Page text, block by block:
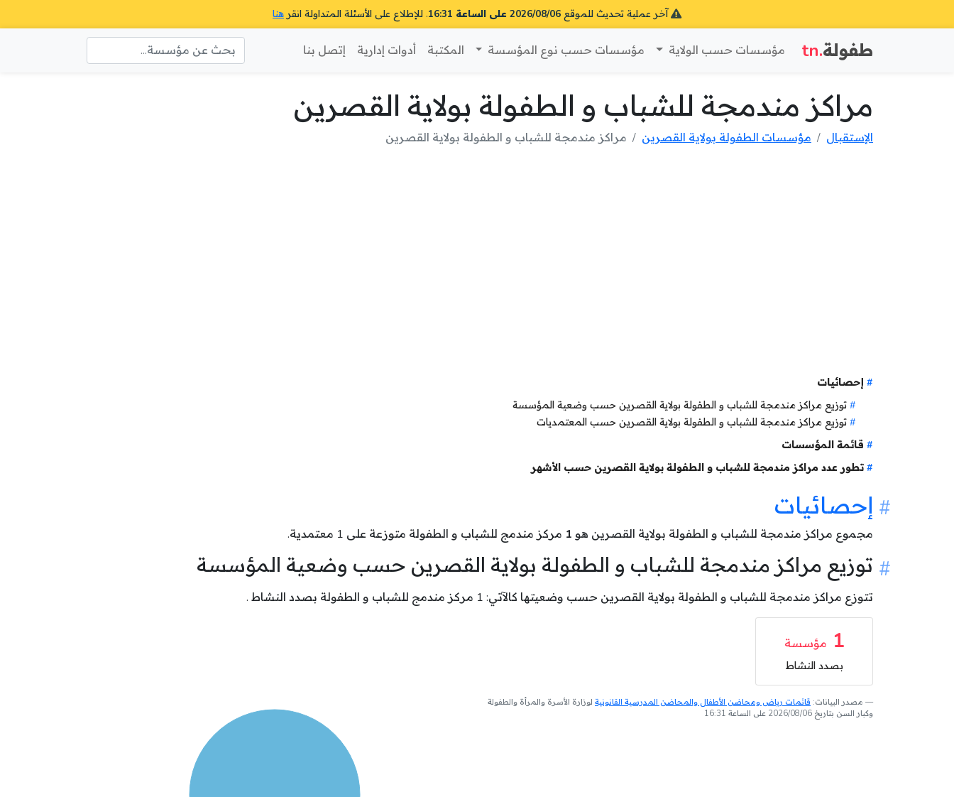
آخر عملية تحديث للموقع 2026/08/06 على الساعة 16:31 . للإطلاع على الأسئلة المتداولة انقر هنا
طفولة.tn مؤسسات حسب الولاية مؤسسات حسب نوع المؤسسة المكتبة أدوات إدارية إتصل بنا
مراكز مندمجة للشباب و الطفولة بولاية القصرين
الإستقبال مؤسسات الطفولة بولاية القصرين مراكز مندمجة للشباب و الطفولة بولاية القصرين
إحصائيات
توزيع مراكز مندمجة للشباب و الطفولة بولاية القصرين حسب وضعية المؤسسة
توزيع مراكز مندمجة للشباب و الطفولة بولاية القصرين حسب المعتمديات
قائمة المؤسسات
تطور عدد مراكز مندمجة للشباب و الطفولة بولاية القصرين حسب الأشهر
إحصائيات
مجموع مراكز مندمجة للشباب و الطفولة بولاية القصرين هو 1 مركز مندمج للشباب و الطفولة متوزعة على 1 معتمدية.
توزيع مراكز مندمجة للشباب و الطفولة بولاية القصرين حسب وضعية المؤسسة
تتوزع مراكز مندمجة للشباب و الطفولة بولاية القصرين حسب وضعيتها كالآتي: 1 مركز مندمج للشباب و الطفولة بصدد النشاط .
1 مؤسسة
بصدد النشاط
مصدر البيانات: قائمات رياض ومحاضن الأطفال والمحاضن المدرسية القانونية لوزارة الأسرة والمرأة والطفولة
وكبار السن بتاريخ 2026/08/06 على الساعة 16:31